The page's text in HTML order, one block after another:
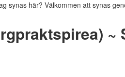
synas här? Välkommen att synas
~